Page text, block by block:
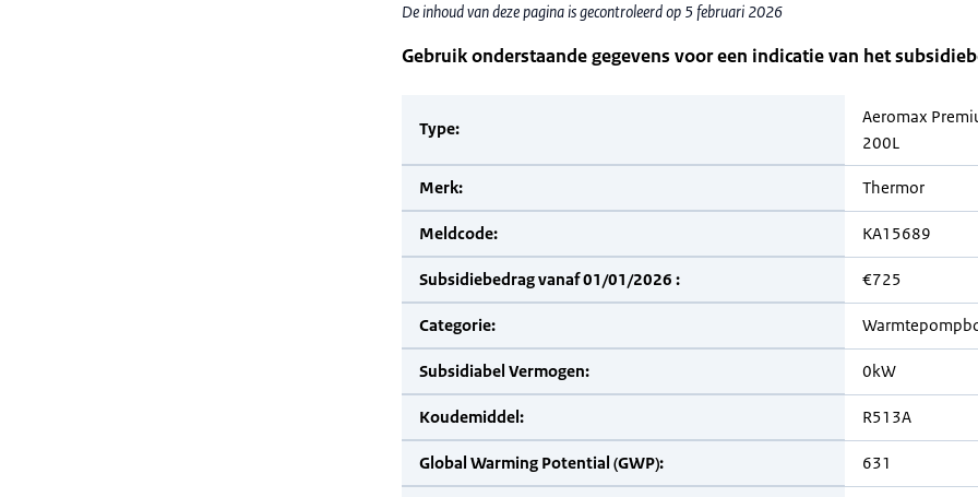
De inhoud van deze pagina is gecontroleerd op 5 februari 2026
Gebruik onderstaande gegevens voor een indicatie van het
Type:
Aeromax
200L
Merk: Thermor
Meldcode: KA15689
Subsidiebedrag vanaf 01/01/2026 : €725
Categorie:
Subsidiabel Vermogen: 0kW
Koudemiddel: R513A
Global Warming Potential (GWP): 631